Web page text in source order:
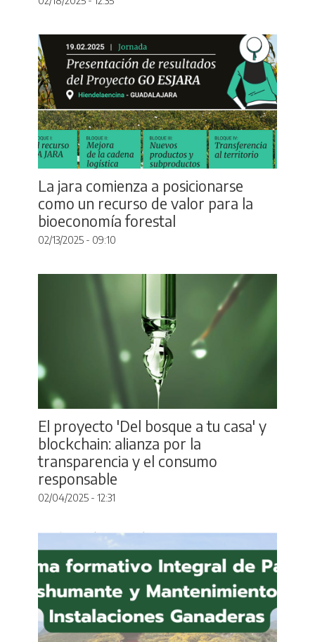
La jara comienza a posicionarse
como un recurso de valor para la
bioeconomía forestal
02/13/2025 - 09:10
El proyecto 'Del bosque a tu casa' y
blockchain: alianza por la
transparencia y el consumo
responsable
02/04/2025 - 12:31